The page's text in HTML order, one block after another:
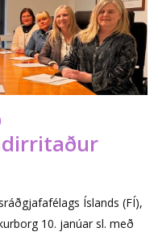
Íslands (FÍ),
10. janúar sl. með